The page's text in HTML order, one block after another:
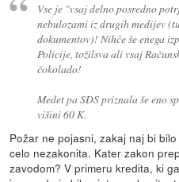
Vse je "vsaj delno posredno
nebulozami iz drugih medijev
dokumentov)! Nihče še enega
Policije, tožilsva ali vsaj
čokolado!
Medet pa SDS priznala še eno
višini 60 K.
Požar ne pojasni, zakaj naj bi
celo nezakonita. Kater zakon
zavodom? V primeru kredita, ki